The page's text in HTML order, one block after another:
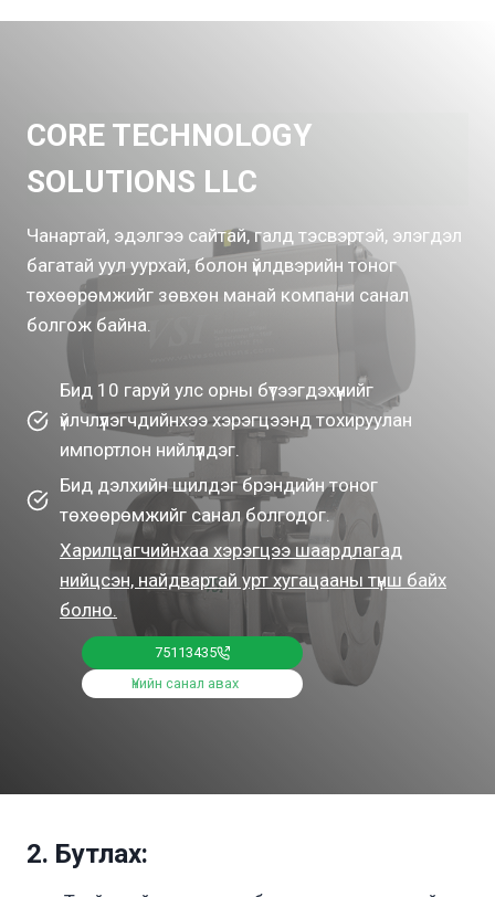
CORE TECHNOLOGY
SOLUTIONS LLC
Чанартай, эдэлгээ сайтай, галд тэсвэртэй, элэгдэл
багатай уул уурхай, болон үйлдвэрийн тоног
төхөөрөмжийг зөвхөн манай компани санал
болгож байна.
Бид 10 гаруй улс орны бүтээгдэхүүнийг
үйлчлүүлэгчдийнхээ хэрэгцээнд тохируулан
импортлон нийлүүлдэг.
Бид дэлхийн шилдэг брэндийн тоног
төхөөрөмжийг санал болгодог.
Харилцагчийнхаа хэрэгцээ шаардлагад
нийцсэн, найдвартай урт хугацааны түнш байх
болно.
75113435
Үнийн санал авах
2. Бутлах: